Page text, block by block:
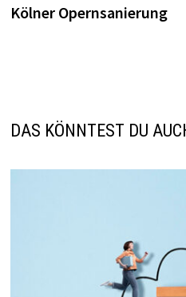
Kölner Opernsanierung
DAS KÖNNTEST DU